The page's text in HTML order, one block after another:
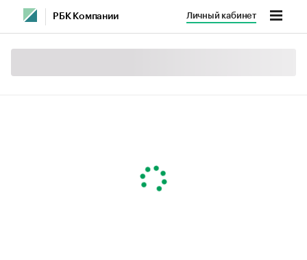
РБК Компании Личный кабинет